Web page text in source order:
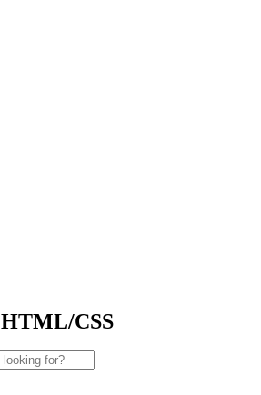
HTML/CSS